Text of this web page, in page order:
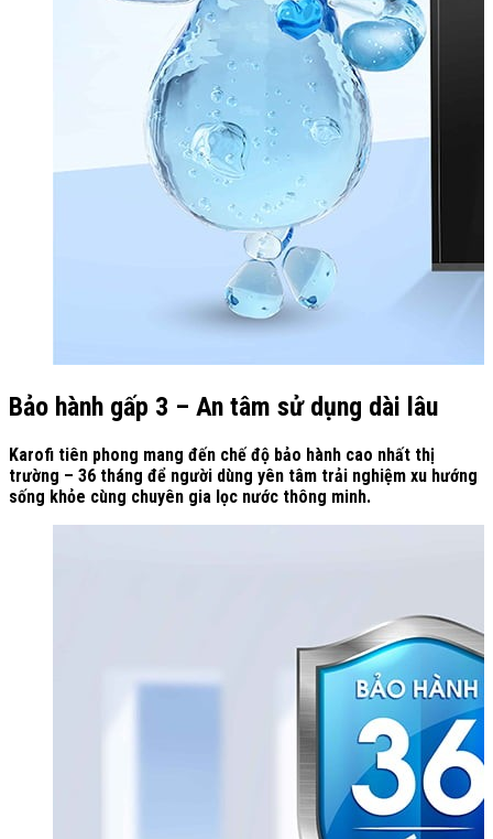
Bảo hành gấp 3 – An tâm sử dụng dài lâu
Karofi tiên phong mang đến chế độ bảo hành cao nhất thị
trường – 36 tháng để người dùng yên tâm trải nghiệm xu hướng
sống khỏe cùng chuyên gia lọc nước thông minh.